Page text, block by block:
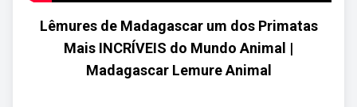
Lêmures de Madagascar um dos Primatas
Mais INCRÍVEIS do Mundo Animal |
Madagascar Lemure Animal